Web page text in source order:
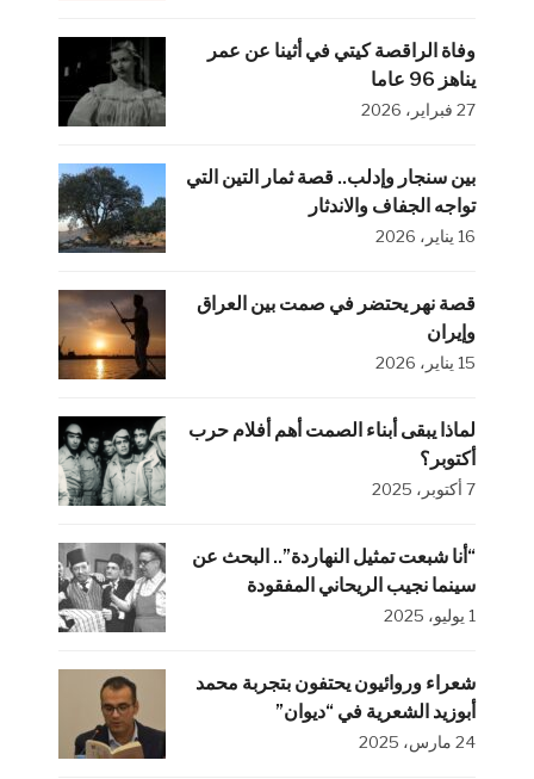
وفاة الراقصة كيتي في أثينا عن عمر
يناهز 96 عاما
27 فبراير، 2026
بين سنجار وإدلب.. قصة ثمار التين التي
تواجه الجفاف والاندثار
16 يناير، 2026
قصة نهر يحتضر في صمت بين العراق
وإيران
15 يناير، 2026
لماذا يبقى أبناء الصمت أهم أفلام حرب
أكتوبر؟
7 أكتوبر، 2025
“أنا شبعت تمثيل النهاردة”.. البحث عن
سينما نجيب الريحاني المفقودة
1 يوليو، 2025
شعراء وروائيون يحتفون بتجربة محمد
أبوزيد الشعرية في “ديوان”
24 مارس، 2025